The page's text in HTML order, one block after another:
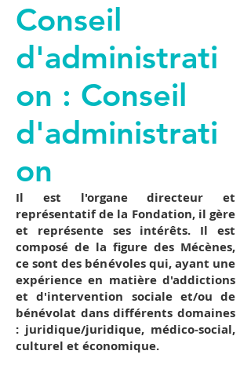
Conseil
d'administrati
on : Conseil
d'administrati
on
Il est l'organe directeur et
représentatif de la Fondation, il gère
et représente ses intérêts. Il est
composé de la figure des Mécènes,
ce sont des bénévoles qui, ayant une
expérience en matière d'addictions
et d'intervention sociale et/ou de
bénévolat dans différents domaines
: juridique/juridique, médico-social,
culturel et économique.